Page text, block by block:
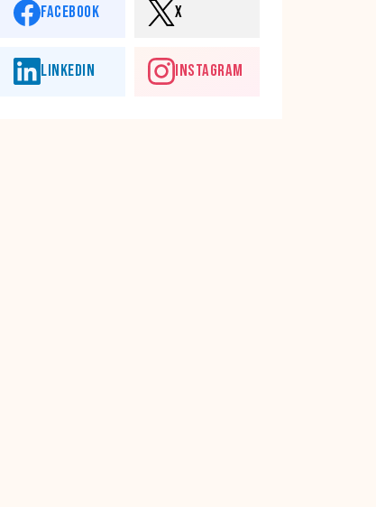
FACEBOOK X
LINKEDIN INSTAGRAM